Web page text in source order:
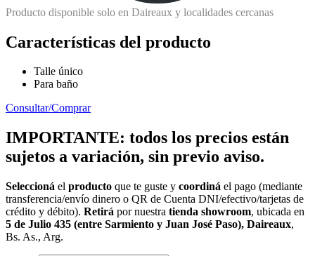
Producto disponible solo en Daireaux y localidades cercanas
Características del producto
Talle único
Para baño
Consultar/Comprar
IMPORTANTE: todos los precios están
sujetos a variación, sin previo aviso.
Seleccioná el producto que te guste y coordiná el pago (mediante
transferencia/envío dinero o QR de Cuenta DNI/efectivo/tarjetas de
crédito y débito). Retirá por nuestra tienda showroom, ubicada en
5 de Julio 435 (entre Sarmiento y Juan José Paso), Daireaux,
Bs. As., Arg.